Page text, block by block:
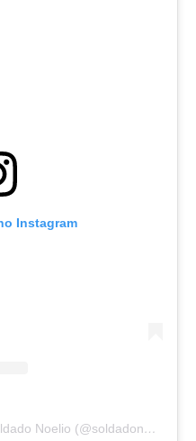
Instagram
Um post compartilhado por Soldado Noelio (@soldadonoelio)